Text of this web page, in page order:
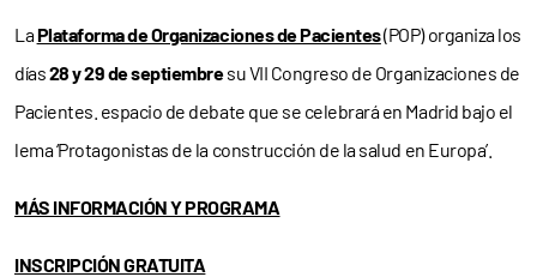
LaPlataforma de Organizaciones de Pacientes(POP) organiza los
días28 y 29 de septiembresu VII Congreso de Organizaciones de
Pacientes. espacio de debate que se celebrará en Madrid bajo el
lema ‘Protagonistas de la construcción de la salud en Europa’.
MÁS INFORMACIÓN Y PROGRAMA
INSCRIPCIÓN GRATUITA